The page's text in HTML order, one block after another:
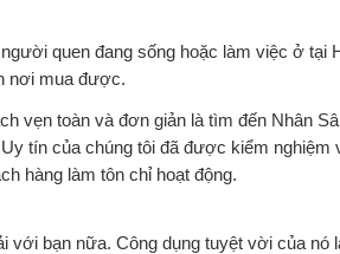
quen đang sống hoặc làm việc ở tại
nơi mua được.
vẹn toàn và đơn giản là tìm đến Nhân
tín của chúng tôi đã được kiểm nghiệm
hàng làm tôn chỉ hoạt động.
với bạn nữa. Công dụng tuyệt vời của nó